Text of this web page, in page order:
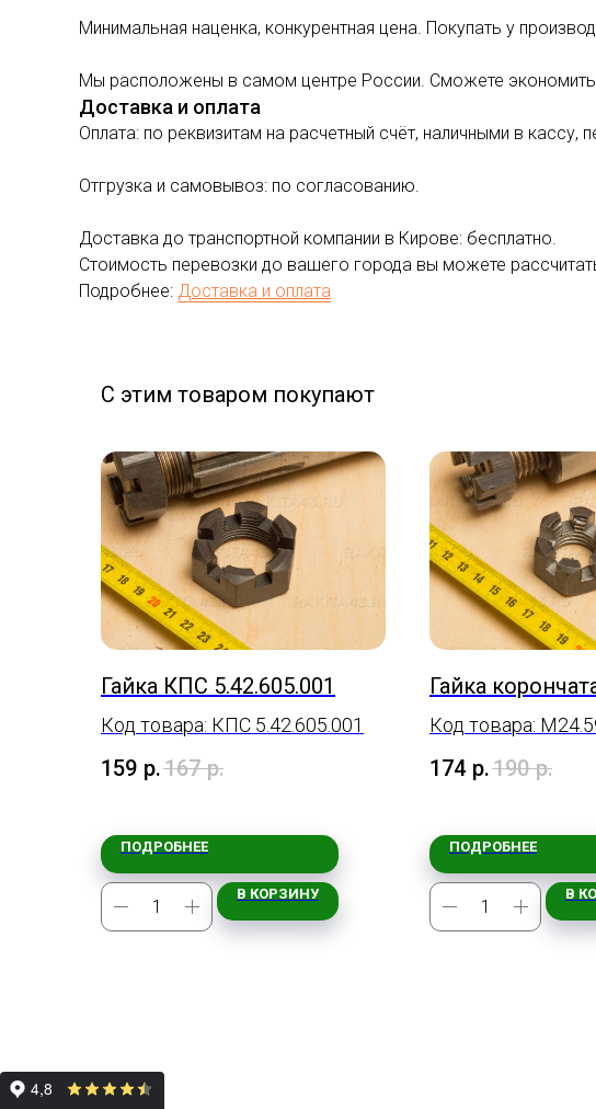
Минимальная наценка, конкурентная цена. Покупать у
Мы расположены в самом центре России. Сможете экономить
Доставка и оплата
Оплата: по реквизитам на расчетный счёт, наличными в кассу,
Отгрузка и самовывоз: по согласованию.
Доставка до транспортной компании в Кирове: бесплатно.
Стоимость перевозки до вашего города вы можете
Подробнее: Доставка и оплата
С этим товаром покупают
Гайка КПС 5.42.605.001
Код товара: КПС 5.42.605.001
159 р.167 р.
ПОДРОБНЕЕ
В КОРЗИНУ
Гайка
Код товара:
174 р.190 р.
ПОДРОБНЕЕ
В